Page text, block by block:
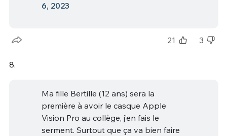
6, 2023
21 3
8.
Ma fille Bertille (12 ans) sera la
première à avoir le casque Apple
Vision Pro au collège, j’en fais le
serment. Surtout que ça va bien faire